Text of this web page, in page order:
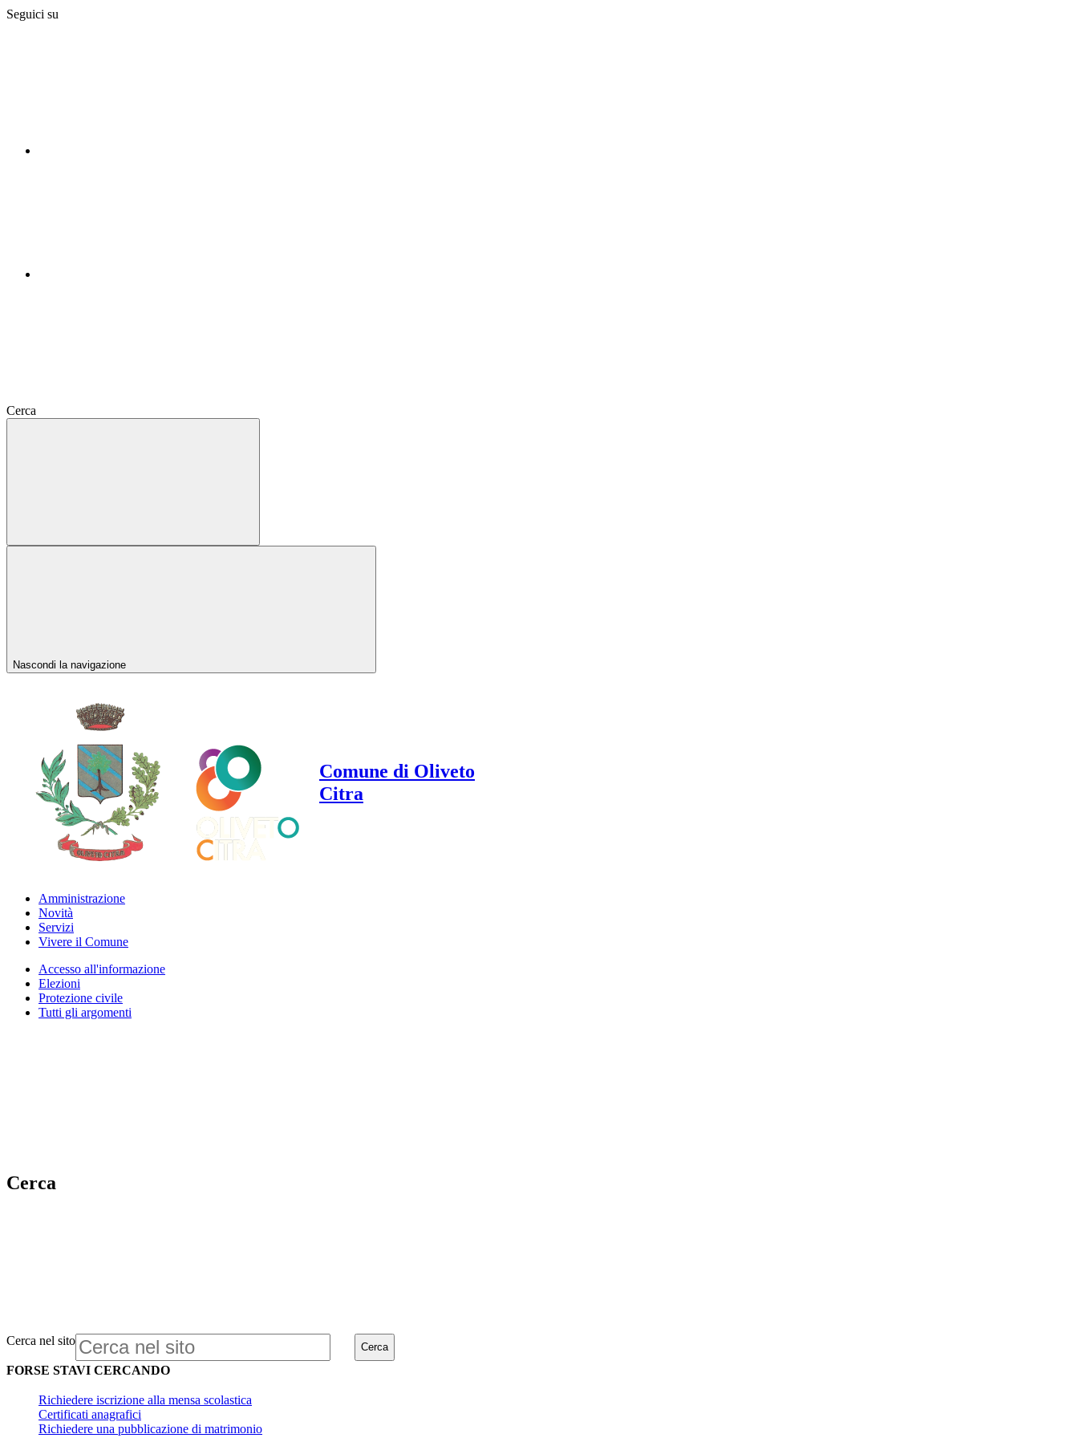
Seguici su
Cerca
Nascondi la navigazione
Comune di Oliveto
Citra
Amministrazione
Novità
Servizi
Vivere il Comune
Accesso all'informazione
Elezioni
Protezione civile
Tutti gli argomenti
Cerca
Cerca nel sito Cerca
FORSE STAVI CERCANDO
Richiedere iscrizione alla mensa scolastica
Certificati anagrafici
Richiedere una pubblicazione di matrimonio